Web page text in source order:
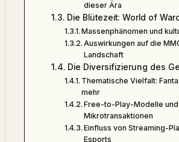
dieser Ära
Die Blütezeit: World of
Massenphänomen und
Auswirkungen auf die
Landschaft
Die Diversifizierung des
Thematische Vielfalt:
mehr
Free-to-Play-Modelle und
Mikrotransaktionen
Einfluss von Streaming-
Esports